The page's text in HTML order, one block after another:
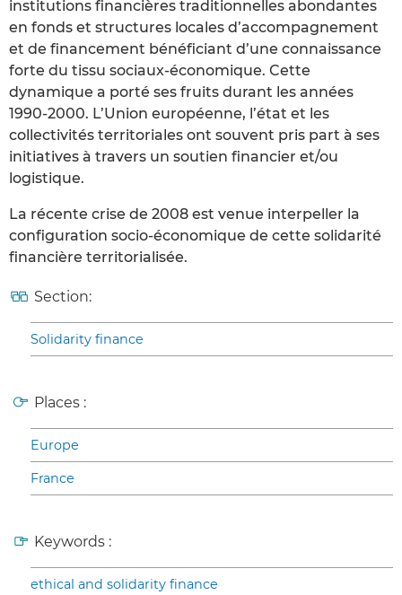
institutions financières traditionnelles abondantes
en fonds et structures locales d’accompagnement
et de financement bénéficiant d’une connaissance
forte du tissu sociaux-économique. Cette
dynamique a porté ses fruits durant les années
1990-2000. L’Union européenne, l’état et les
collectivités territoriales ont souvent pris part à ses
initiatives à travers un soutien financier et/ou
logistique.
La récente crise de 2008 est venue interpeller la
configuration socio-économique de cette solidarité
financière territorialisée.
Section:
Solidarity finance
Places :
Europe
France
Keywords :
ethical and solidarity finance